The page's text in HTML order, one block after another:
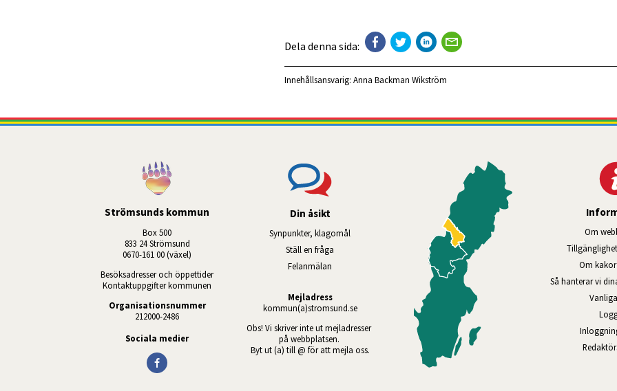
Dela denna sida:
Innehållsansvarig: Anna Backman Wikström
Strömsunds kommun
Box 500
833 24 Strömsund
0670-161 00 (växel)
Besöksadresser och öppettider
Kontaktuppgifter kommunen
Organisationsnummer
212000-2486
Sociala medier
Din åsikt
Synpunkter, klagomål
Ställ en fråga
Felanmälan
Mejladress
kommun(a)stromsund.se
Obs! Vi skriver inte ut mejladresser
på webbplatsen.
Byt ut (a) till @ för att mejla oss.
Om
Om
Så hanterar vi